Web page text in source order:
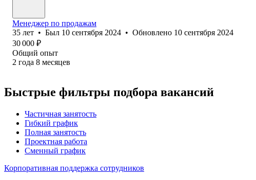
Менеджер по продажам
35 лет • Был 10 сентября 2024 • Обновлено 10 сентября 2024
30 000 ₽
Общий опыт
2 года 8 месяцев
Быстрые фильтры подбора вакансий
Частичная занятость
Гибкий график
Полная занятость
Проектная работа
Сменный график
Корпоративная поддержка сотрудников